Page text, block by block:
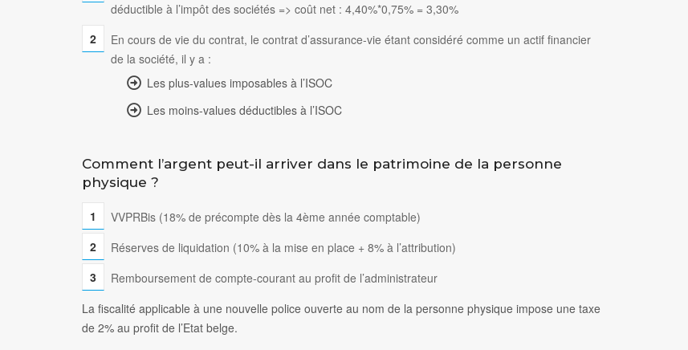
déductible à l’impôt des sociétés => coût net : 4,40%*0,75% = 3,30%
En cours de vie du contrat, le contrat d’assurance-vie étant considéré comme un actif financier
de la société, il y a :
Les plus-values imposables à l’ISOC
Les moins-values déductibles à l’ISOC
Comment l’argent peut-il arriver dans le patrimoine de la personne
physique ?
VVPRBis (18% de précompte dès la 4ème année comptable)
Réserves de liquidation (10% à la mise en place + 8% à l’attribution)
Remboursement de compte-courant au profit de l’administrateur
La fiscalité applicable à une nouvelle police ouverte au nom de la personne physique impose une taxe
de 2% au profit de l’Etat belge.